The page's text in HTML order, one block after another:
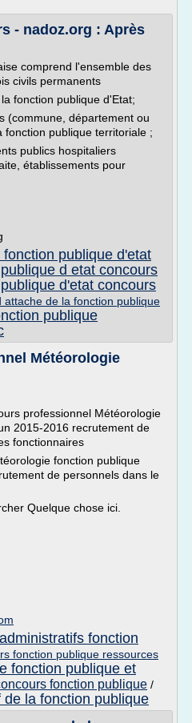
- nadoz.org : Après
comprend l'ensemble des
civils permanents
fonction publique d'Etat;
(commune, département ou
fonction publique territoriale ;
publics hospitaliers
établissements pour
publique d'etat
d etat concours
d'etat concours
attache de la fonction publique
publique
Météorologie
professionnel Météorologie
2015-2016 recrutement de
fonctionnaires
fonction publique
de personnels dans le
Quelque chose ici.
fonction
fonction publique ressources
fonction publique et
fonction publique /
la fonction publique